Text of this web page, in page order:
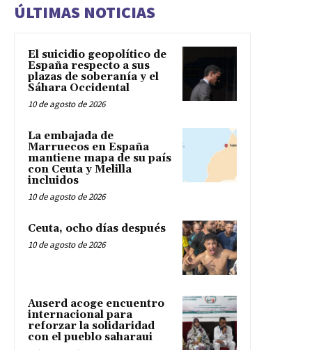
ÚLTIMAS NOTICIAS
El suicidio geopolítico de
España respecto a sus
plazas de soberanía y el
Sáhara Occidental
10 de agosto de 2026
La embajada de
Marruecos en España
mantiene mapa de su país
con Ceuta y Melilla
incluidos
10 de agosto de 2026
Ceuta, ocho días después
10 de agosto de 2026
Auserd acoge encuentro
internacional para
reforzar la solidaridad
con el pueblo saharaui